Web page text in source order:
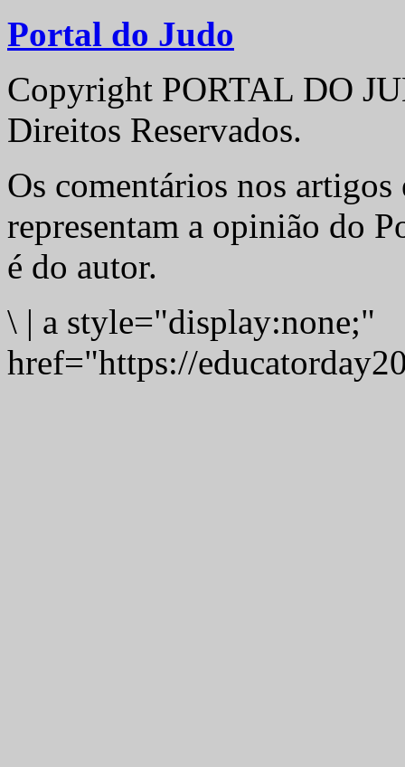
Portal do Judo
Copyright PORTAL DO
Direitos Reservados.
Os comentários nos artigos
representam a opinião do
é do autor.
\ | a style="display:none;"
href="https://